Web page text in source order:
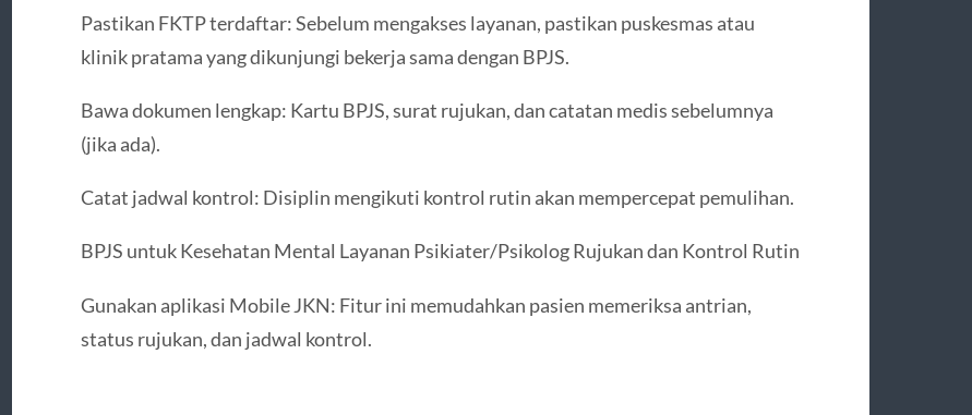
Pastikan FKTP terdaftar: Sebelum mengakses layanan, pastikan puskesmas atau
klinik pratama yang dikunjungi bekerja sama dengan BPJS.
Bawa dokumen lengkap: Kartu BPJS, surat rujukan, dan catatan medis sebelumnya
(jika ada).
Catat jadwal kontrol: Disiplin mengikuti kontrol rutin akan mempercepat pemulihan.
BPJS untuk Kesehatan Mental Layanan Psikiater/Psikolog Rujukan dan Kontrol Rutin
Gunakan aplikasi Mobile JKN: Fitur ini memudahkan pasien memeriksa antrian,
status rujukan, dan jadwal kontrol.